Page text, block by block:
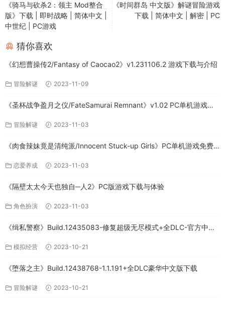
《骑马与砍杀2：领主 Mod整合
版》下载 | 即时战略 | 简体中文 |
中世纪 | PC游戏
《时间群岛 中文版》解谜冒险游戏
下载 | 简体中文 | 解密 | PC
猜你喜欢
《幻想曹操传2/Fantasy of Caocao2》v1.231106.2 游戏下载与介绍
冒险解谜 2023-11-09
《圣杯战争盈月之仪/FateSamurai Remnant》v1.02 PC单机游戏下
冒险解谜 2023-11-03
《肉食辣妹竟是清纯派/Innocent Stuck-up Girls》PC单机游戏免费
恋爱养成 2023-11-03
《隔壁太太今天也独自─人2》PC版游戏下载与体验
角色扮演 2023-11-03
《缉私警察》Build.12435083-修复超级无尽模式+全DLC-官方中文-
模拟经营 2023-10-21
《堕落之主》Build.12438768-1.1.191+全DLC豪华中文版下载
冒险解谜 2023-10-21